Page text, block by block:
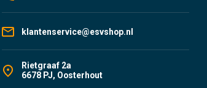
klantenservice@esvshop.nl
Rietgraaf 2a
6678 PJ, Oosterhout